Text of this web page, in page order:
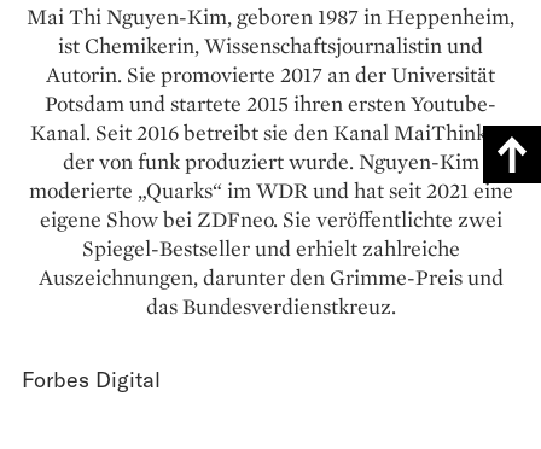
Mai Thi Nguyen-Kim, geboren 1987 in Heppenheim,
ist Chemikerin, Wissenschaftsjournalistin und
Autorin. Sie promovierte 2017 an der Universität
Potsdam und startete 2015 ihren ersten Youtube-
Kanal. Seit 2016 betreibt sie den Kanal MaiThink X,
der von funk produziert wurde. Nguyen-Kim
moderierte „Quarks“ im WDR und hat seit 2021 eine
eigene Show bei ZDFneo. Sie veröffentlichte zwei
Spiegel-Bestseller und erhielt zahlreiche
Auszeichnungen, darunter den Grimme-Preis und
das Bundesverdienstkreuz.
Forbes Digital